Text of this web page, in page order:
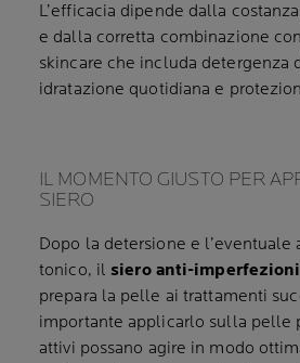
L’efficacia dipende dalla
e dalla corretta combinazione
skincare che includa detergenza
idratazione quotidiana e
IL MOMENTO GIUSTO PER
SIERO
Dopo la detersione e l’eventuale
tonico, il siero anti-imperfezioni
prepara la pelle ai trattamenti
importante applicarlo sulla pelle
attivi possano agire in modo